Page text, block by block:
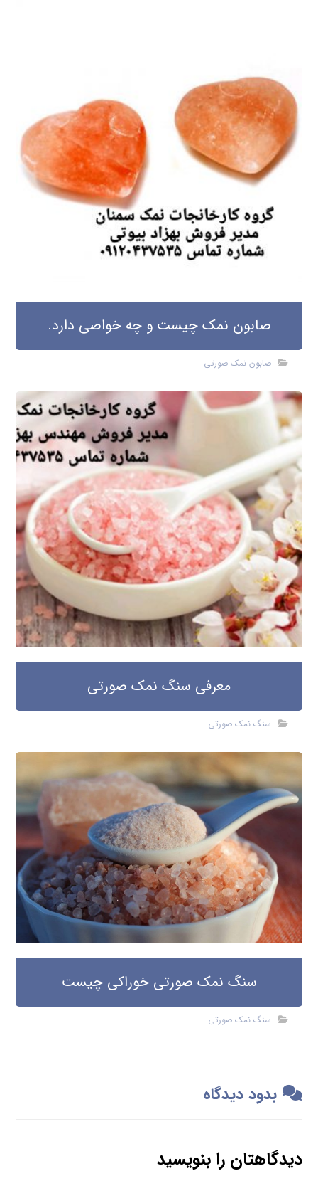
معرفی سنگ نمک صورتی
سنگ نمک صورتی
سنگ نمک صورتی خوراکی چیست
بدود دیدگاه
دیدگاهتان را بنویسید
نشانی ایمیل شما منتشر نخواهد شد. بخش‌های موردنیاز
علامت‌گذاری شده‌اند*
دیدگاه*
ایمیل